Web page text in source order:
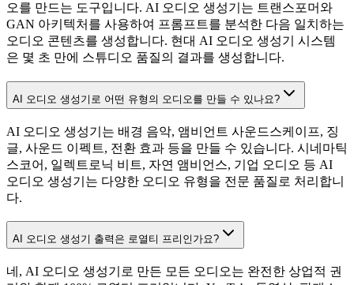
오를 만드는 도구입니다. AI 오디오 생성기는 트랜스포머와
GAN 아키텍처를 사용하여 프롬프트를 분석한 다음 일치하는
오디오 콘텐츠를 생성합니다. 현대 AI 오디오 생성기 시스템
은 몇 초 만에 스튜디오 품질의 결과를 생성합니다.
AI 오디오 생성기로 어떤 유형의 오디오를 만들 수 있나요?
AI 오디오 생성기는 배경 음악, 앰비언트 사운드스케이프, 징
글, 사운드 이펙트, 전환 효과 등을 만들 수 있습니다. 시네마틱
스코어, 일렉트로닉 비트, 자연 앰비언스, 기업 오디오 등 AI
오디오 생성기는 다양한 오디오 유형을 전문 품질로 처리합니
다.
AI 오디오 생성기 출력은 로열티 프리인가요?
네, AI 오디오 생성기로 만든 모든 오디오는 완전한 상업적 권